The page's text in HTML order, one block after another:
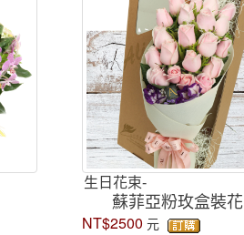
生日花束-
蘇菲亞粉玫盒裝花
NT$2500 元